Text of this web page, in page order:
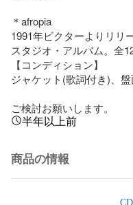
＊afropia
1991年ビクターよりリリ
スタジオ・アルバム。全
【コンディション】
ジャケット(歌詞付き)、盤
ご検討お願いします。
半年以上前
商品の情報